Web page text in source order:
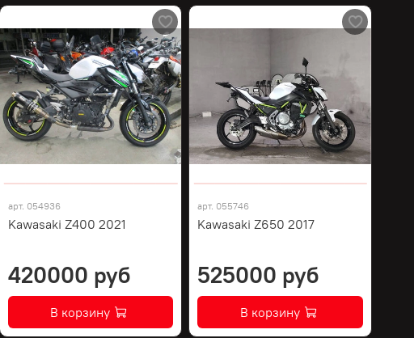
арт. 054936
Kawasaki Z400 2021
420000 руб
В корзину
арт. 055746
Kawasaki Z650 2017
525000 руб
В корзину